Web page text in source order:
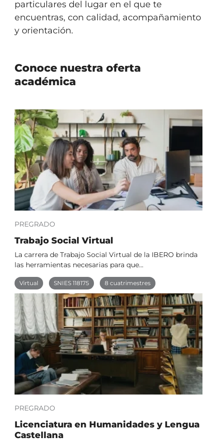
particulares del lugar en el que te
encuentras, con calidad, acompañamiento
y orientación.
Conoce nuestra oferta
académica
PREGRADO
Trabajo Social Virtual
La carrera de Trabajo Social Virtual de la IBERO brinda
las herramientas necesarias para que…
Virtual SNIES 118175 8 cuatrimestres
PREGRADO
Licenciatura en Humanidades y Lengua
Castellana